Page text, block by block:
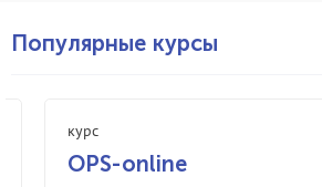
Популярные курсы
курс
OPS-online